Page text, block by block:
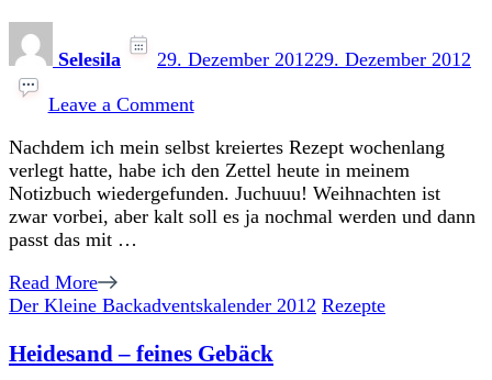
Selesila 29. Dezember 201229. Dezember 2012
Leave a CommentWinterlicher
Nachdem ich mein selbst kreiertes Rezept wochenlang
verlegt hatte, habe ich den Zettel heute in meinem
Notizbuch wiedergefunden. Juchuuu! Weihnachten ist
zwar vorbei, aber kalt soll es ja nochmal werden und dann
passt das mit …
Read More
Der Kleine Backadventskalender 2012 Rezepte
Heidesand – feines Gebäck